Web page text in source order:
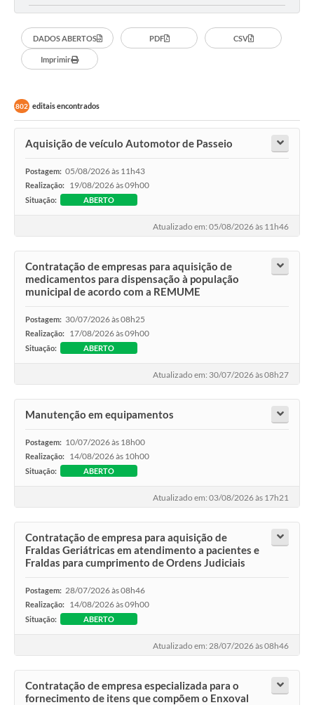
DADOS ABERTOS PDF CSV
Imprimir
802 editais encontrados
Aquisição de veículo Automotor de Passeio
Postagem: 05/08/2026 às 11h43
Realização: 19/08/2026 às 09h00
Situação: ABERTO
Atualizado em: 05/08/2026 às 11h46
Contratação de empresas para aquisição de
medicamentos para dispensação à população
municipal de acordo com a REMUME
Postagem: 30/07/2026 às 08h25
Realização: 17/08/2026 às 09h00
Situação: ABERTO
Atualizado em: 30/07/2026 às 08h27
Manutenção em equipamentos
Postagem: 10/07/2026 às 18h00
Realização: 14/08/2026 às 10h00
Situação: ABERTO
Atualizado em: 03/08/2026 às 17h21
Contratação de empresa para aquisição de
Fraldas Geriátricas em atendimento a pacientes e
Fraldas para cumprimento de Ordens Judiciais
Postagem: 28/07/2026 às 08h46
Realização: 14/08/2026 às 09h00
Situação: ABERTO
Atualizado em: 28/07/2026 às 08h46
Contratação de empresa especializada para o
fornecimento de itens que compõem o Enxoval